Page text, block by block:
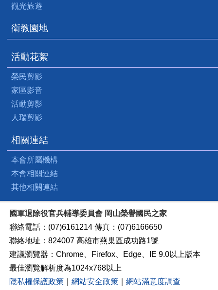
觀光旅遊
衛教園地
活動花絮
榮民剪影
家區影音
活動剪影
人瑞剪影
相關連結
本會所屬機構
本會相關連結
其他相關連結
國軍退除役官兵輔導委員會 岡山榮譽國民之家
聯絡電話：(07)6161214 傳真：(07)6166650
聯絡地址：824007 高雄市燕巢區成功路1號
建議瀏覽器：Chrome、Firefox、Edge、IE 9.0以上版本
最佳瀏覽解析度為1024x768以上
隱私權保護政策｜ 網站安全政策｜ 網站滿意度調查